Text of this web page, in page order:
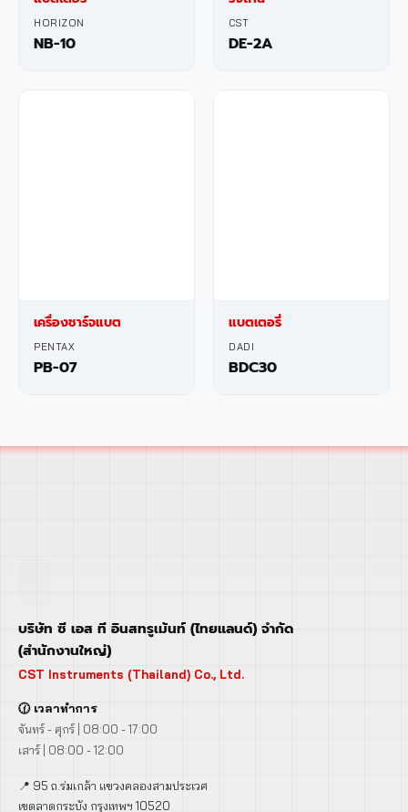
HORIZON
NB-10
CST
DE-2A
เครื่องชาร์จแบต
PENTAX
PB-07
แบตเตอรี่
DADI
BDC30
บริษัท ซี เอส ที อินสทรูเม้นท์ (ไทยแลนด์) จำกัด
(สำนักงานใหญ่)
CST Instruments (Thailand) Co., Ltd.
🕜 เวลาทำการ
จันทร์ - ศุกร์ | 08:00 - 17:00
เสาร์ | 08:00 - 12:00
📍 95 ถ.ร่มเกล้า แขวงคลองสามประเวศ
เขตลาดกระบัง กรุงเทพฯ 10520